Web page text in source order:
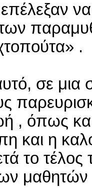
να
.
σε μια
, όπως
και η
το